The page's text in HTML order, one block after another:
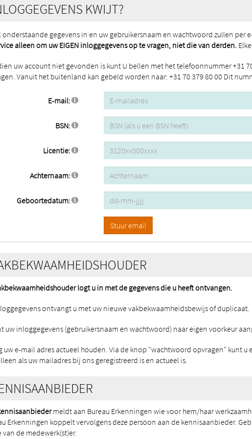
KWIJT?
onderstaande gegevens in en uw gebruikersnaam en wachtwoord zullen per
alleen om uw EIGEN inloggegevens op te vragen, niet die van derden.
uw account niet gevonden is kunt U bellen met het telefoonnummer +31
Vanuit het buitenland kan gebeld worden naar: +31 70 379 80 00 Dit
E-mail:
BSN:
Licentie:
Achternaam:
Geboortedatum:
logt u in met de gegevens die u heeft ontvangen.
ontvangt u met uw nieuwe vakbekwaamheidsbewijs of duplicaat.
uw inloggegevens (gebruikersnaam en wachtwoord) naar eigen voorkeur
uw e-mail adres actueel houden. Via de knop "wachtwoord opvragen" kunt
als uw mailadres bij ons geregistreerd is en actueel is.
meldt aan Bureau Erkenningen wie voor hem/haar
Erkenningen koppelt vervolgens deze persoon aan de kennisaanbieder.
van de medewerk(st)er.